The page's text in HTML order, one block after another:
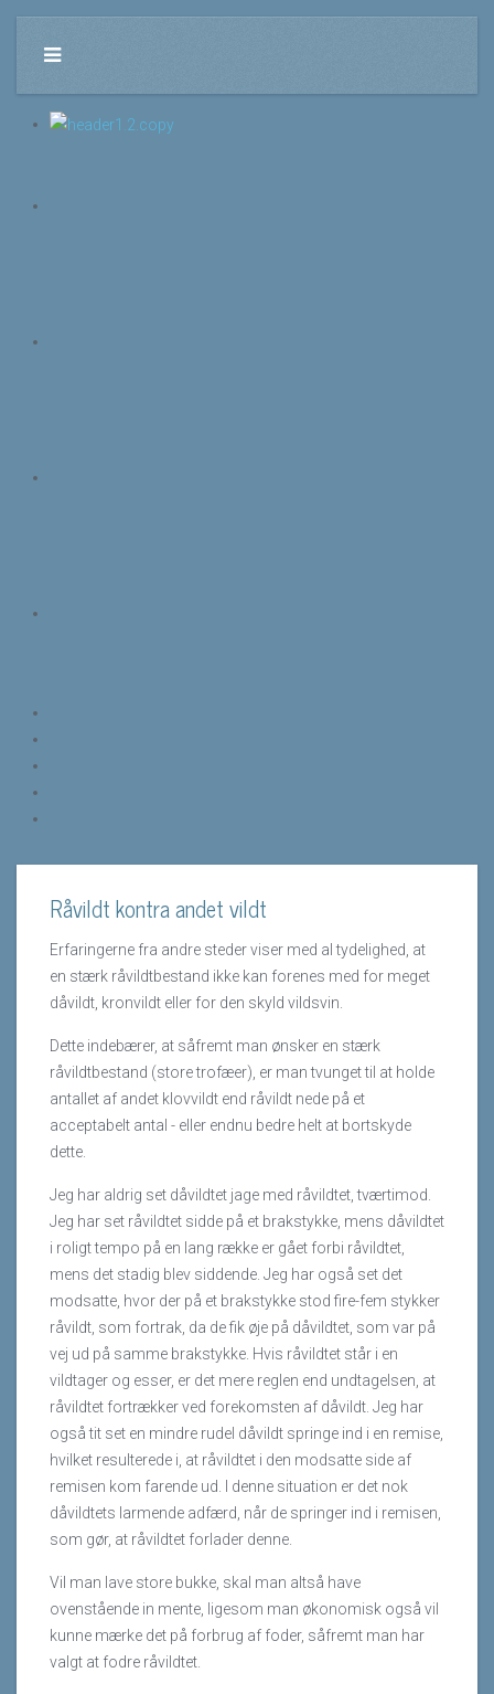
Råvildt kontra andet vildt
Erfaringerne fra andre steder viser med al tydelighed, at
en stærk råvildtbestand ikke kan forenes med for meget
dåvildt, kronvildt eller for den skyld vildsvin.
Dette indebærer, at såfremt man ønsker en stærk
råvildtbestand (store trofæer), er man tvunget til at holde
antallet af andet klovvildt end råvildt nede på et
acceptabelt antal - eller endnu bedre helt at bortskyde
dette.
Jeg har aldrig set dåvildtet jage med råvildtet, tværtimod.
Jeg har set råvildtet sidde på et brakstykke, mens dåvildtet
i roligt tempo på en lang række er gået forbi råvildtet,
mens det stadig blev siddende. Jeg har også set det
modsatte, hvor der på et brakstykke stod fire-fem stykker
råvildt, som fortrak, da de fik øje på dåvildtet, som var på
vej ud på samme brakstykke. Hvis råvildtet står i en
vildtager og esser, er det mere reglen end undtagelsen, at
råvildtet fortrækker ved forekomsten af dåvildt. Jeg har
også tit set en mindre rudel dåvildt springe ind i en remise,
hvilket resulterede i, at råvildtet i den modsatte side af
remisen kom farende ud. I denne situation er det nok
dåvildtets larmende adfærd, når de springer ind i remisen,
som gør, at råvildtet forlader denne.
Vil man lave store bukke, skal man altså have
ovenstående in mente, ligesom man økonomisk også vil
kunne mærke det på forbrug af foder, såfremt man har
valgt at fodre råvildtet.